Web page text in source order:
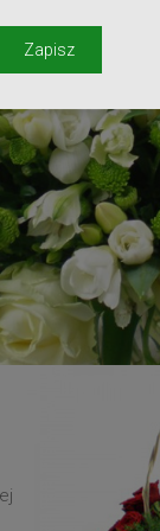
Zapisz